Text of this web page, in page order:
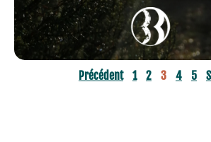
Précédent 1 2 3 4 5